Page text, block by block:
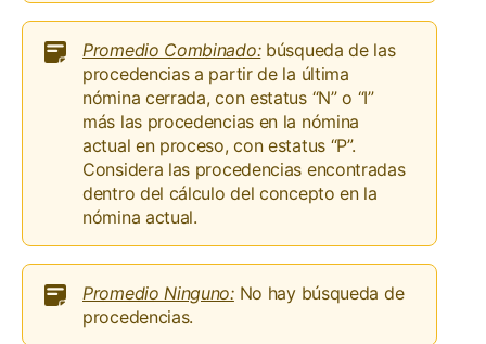
Promedio Combinado:búsqueda de las
procedencias a partir de la última
nómina cerrada, con estatus “N” o “I”
más las procedencias en la nómina
actual en proceso, con estatus “P”.
Considera las procedencias encontradas
dentro del cálculo del concepto en la
nómina actual.
Promedio Ninguno:No hay búsqueda de
procedencias.